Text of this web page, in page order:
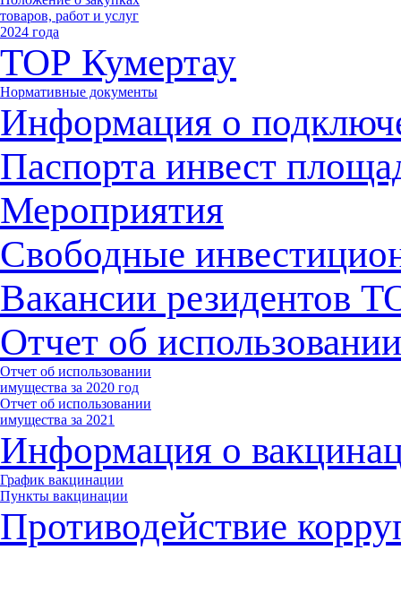
товаров, работ и услуг
2024 года
ТОР Кумертау
Нормативные документы
Информация о
Паспорта инвест
Мероприятия
Свободные
Вакансии резидентов
Отчет об
Отчет об использовании
имущества за 2020 год
Отчет об использовании
имущества за 2021
Информация о
График вакцинации
Пункты вакцинации
Противодействие